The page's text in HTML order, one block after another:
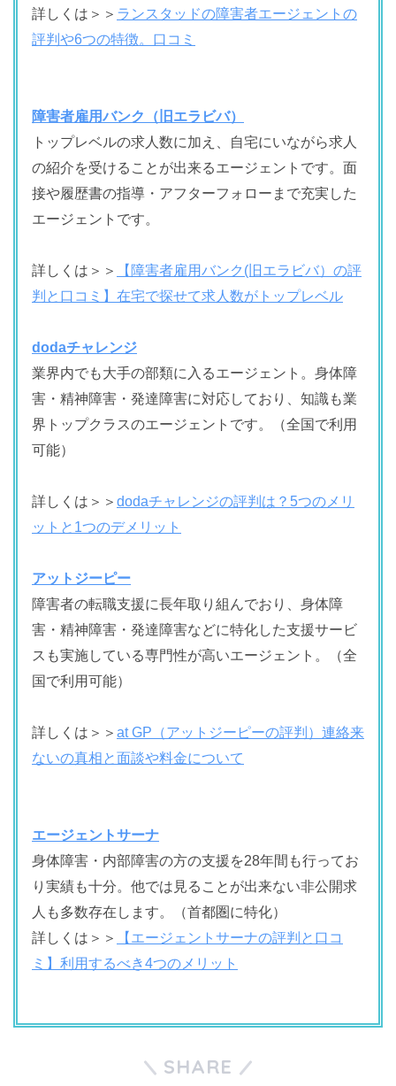
詳しくは＞＞ ランスタッドの障害者エージェントの
評判や6つの特徴。口コミ
障害者雇用バンク（旧エラビバ）
トップレベルの求人数に加え、自宅にいながら求人
の紹介を受けることが出来るエージェントです。面
接や履歴書の指導・アフターフォローまで充実した
エージェントです。
詳しくは＞＞
【障害者雇用バンク(旧エラビバ）の評
判と口コミ】在宅で探せて求人数がトップレベル
dodaチャレンジ
業界内でも大手の部類に入るエージェント。身体障
害・精神障害・発達障害に対応しており、知識も業
界トップクラスのエージェントです。（全国で利用
可能）
詳しくは＞＞ dodaチャレンジの評判は？5つのメリ
ットと1つのデメリット
アットジーピー
障害者の転職支援に長年取り組んでおり、身体障
害・精神障害・発達障害などに特化した支援サービ
スも実施している専門性が高いエージェント。（全
国で利用可能）
詳しくは＞＞ at GP（アットジーピーの評判）連絡来
ないの真相と面談や料金について
エージェントサーナ
身体障害・内部障害の方の支援を28年間も行ってお
り実績も十分。他では見ることが出来ない非公開求
人も多数存在します。（首都圏に特化）
詳しくは＞＞
【エージェントサーナの評判と口コ
ミ】利用するべき4つのメリット
SHARE